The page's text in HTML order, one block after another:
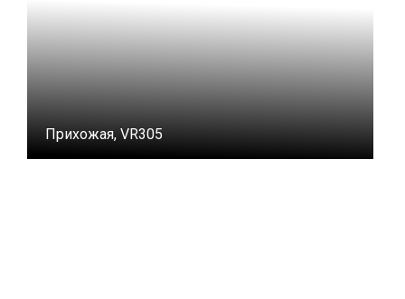
Прихожая, VR305